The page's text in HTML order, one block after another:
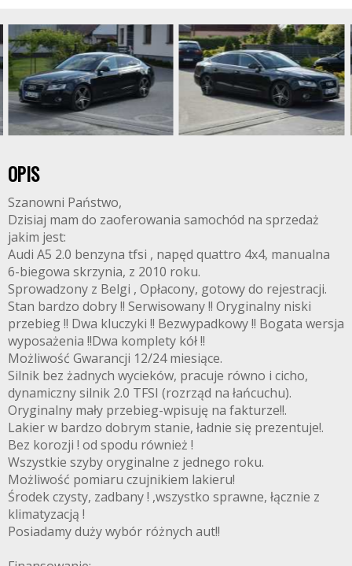
OPIS
Szanowni Państwo,
Dzisiaj mam do zaoferowania samochód na sprzedaż
jakim jest:
Audi A5 2.0 benzyna tfsi , napęd quattro 4x4, manualna
6-biegowa skrzynia, z 2010 roku.
Sprowadzony z Belgi , Opłacony, gotowy do rejestracji.
Stan bardzo dobry !! Serwisowany !! Oryginalny niski
przebieg !! Dwa kluczyki !! Bezwypadkowy !! Bogata wersja
wyposażenia !!Dwa komplety kół !!
Możliwość Gwarancji 12/24 miesiące.
Silnik bez żadnych wycieków, pracuje równo i cicho,
dynamiczny silnik 2.0 TFSI (rozrząd na łańcuchu).
Oryginalny mały przebieg-wpisuję na fakturze!!.
Lakier w bardzo dobrym stanie, ładnie się prezentuje!.
Bez korozji ! od spodu również !
Wszystkie szyby oryginalne z jednego roku.
Możliwość pomiaru czujnikiem lakieru!
Środek czysty, zadbany ! ,wszystko sprawne, łącznie z
klimatyzacją !
Posiadamy duży wybór różnych aut!!